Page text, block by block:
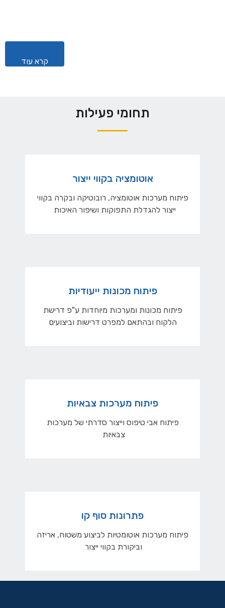
קרא עוד
תחומי פעילות
אוטומציה בקווי ייצור
פיתוח מערכות אוטומציה, רובוטיקה ובקרה בקווי
ייצור להגדלת התפוקות ושיפור האיכות
פיתוח מכונות ייעודיות
פיתוח מכונות ומערכות מיוחדות ע"פ דרישת
הלקוח ובהתאם למפרט דרישות וביצועים
פיתוח מערכות צבאיות
פיתוח אבי טיפוס וייצור סדרתי של מערכות
צבאיות
פתרונות סוף קו
פיתוח מערכות אוטומטיות לביצוע משטוח, אריזה
וביקורת בקווי ייצור